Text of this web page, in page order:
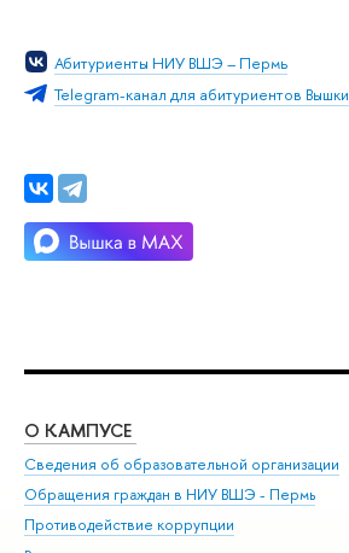
Абитуриенты НИУ ВШЭ – Пермь
Telegram-канал для абитуриентов Вышки
О КАМПУСЕ
Сведения об образовательной организации
Обращения граждан в НИУ ВШЭ - Пермь
Противодействие коррупции